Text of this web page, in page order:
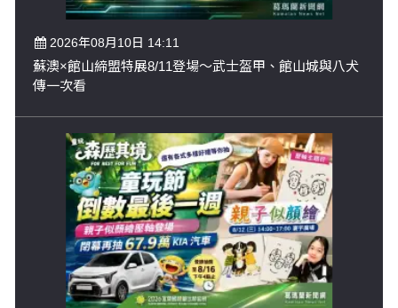
2026年08月10日 14:11
蘇澳×館山締盟特展8/11登場～武士盔甲、館山城與八犬
傳一次看